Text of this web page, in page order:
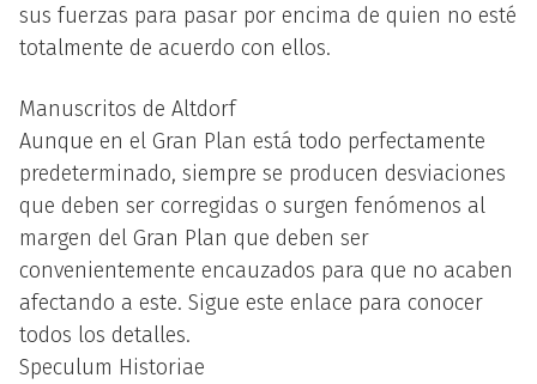
sus fuerzas para pasar por encima de quien no esté
totalmente de acuerdo con ellos.
Manuscritos de Altdorf
Aunque en el Gran Plan está todo perfectamente
predeterminado, siempre se producen desviaciones
que deben ser corregidas o surgen fenómenos al
margen del Gran Plan que deben ser
convenientemente encauzados para que no acaben
afectando a este. Sigue este enlace para conocer
todos los detalles.
Speculum Historiae